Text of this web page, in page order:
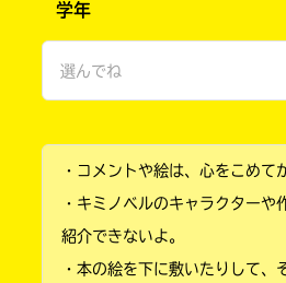
ひみつ
学年
選んでね
小学2年
小学4年
・コメントや絵は、心をこめて
・キミノベルのキャラクターや
紹介できないよ。
・本の絵を下に敷いたりして、